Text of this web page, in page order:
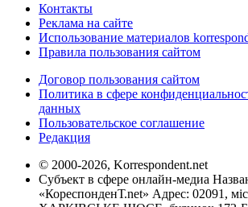
Контакты
Реклама на сайте
Использование материалов
Правила пользования сайтом
Договор пользования сайтом
Политика в сфере
данных
Пользовательское соглашение
Редакция
© 2000-2026, Korrespondent.net
Субъект в сфере онлайн-медиа
«КореспонденТ.net» Адрес: 02091,